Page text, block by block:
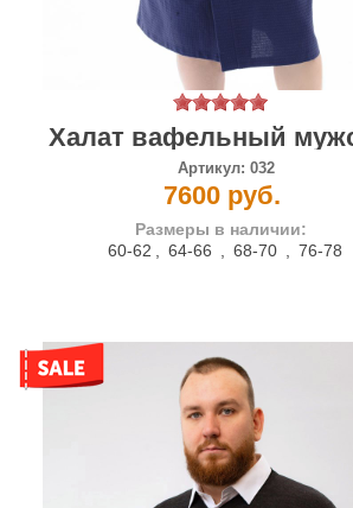
Халат вафельный
Артикул: 032
7600 руб.
Размеры в наличии:
60-62
64-66 68-70 76-78